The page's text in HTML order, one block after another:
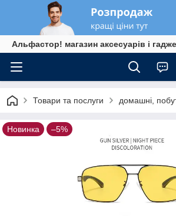
Альфастор! магазин аксесуарів і
Товари та послуги домашні,
Новинка –5%